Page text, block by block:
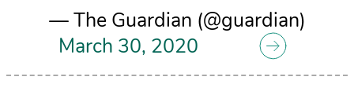
— The Guardian (@guardian)
March 30, 2020